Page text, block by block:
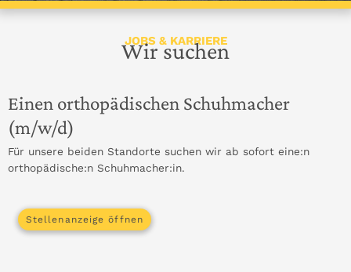
JOBS & KARRIERE
Wir suchen
Einen orthopädischen Schuhmacher
(m/w/d)
Für unsere beiden Standorte suchen wir ab sofort eine:n
orthopädische:n Schuhmacher:in.
Stellenanzeige öffnen